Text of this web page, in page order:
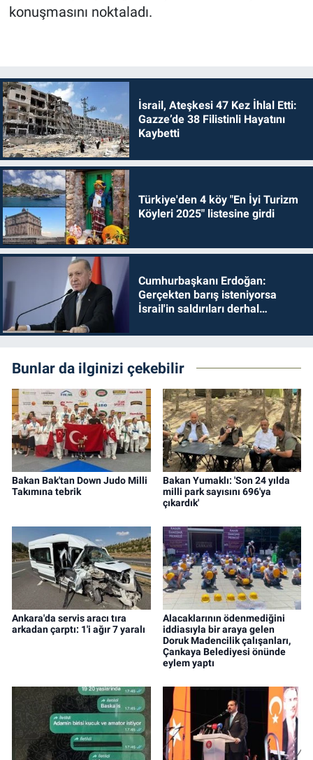
konuşmasını noktaladı.
İsrail, Ateşkesi 47 Kez İhlal Etti:
Gazze’de 38 Filistinli Hayatını
Kaybetti
Türkiye'den 4 köy "En İyi Turizm
Köyleri 2025" listesine girdi
Cumhurbaşkanı Erdoğan:
Gerçekten barış isteniyorsa
İsrail'in saldırıları derhal
Bunlar da ilginizi çekebilir
Bakan Bak'tan Down Judo Milli
Takımına tebrik
Bakan Yumaklı: 'Son 24 yılda
milli park sayısını 696'ya
çıkardık'
Ankara'da servis aracı tıra
arkadan çarptı: 1'i ağır 7 yaralı
Alacaklarının ödenmediğini
iddiasıyla bir araya gelen
Doruk Madencilik çalışanları,
Çankaya Belediyesi önünde
eylem yaptı